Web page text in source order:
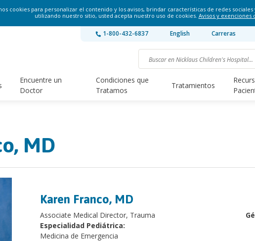
cookies para personalizar el contenido y los avisos, brindar características de redes
utilizando nuestro sitio, usted acepta nuestro uso de cookies. Avisos y exenciones
1-800-432-6837 English Carreras
Encuentre un
Doctor
Condiciones que
Tratamos
Tratamientos
MD
Karen Franco, MD
Associate Medical Director, Trauma
Especialidad Pediátrica:
Medicina de Emergencia